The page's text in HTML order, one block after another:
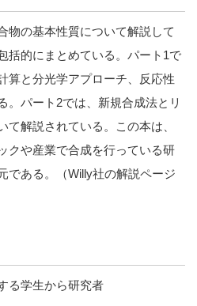
物の基本性質について解説して
括的にまとめている。パート1で
算と分光学アプローチ、反応性
。パート2では、新規合成法とリ
解説されている。この本は、
クや産業で合成を行っている研
である。（Willy社の解説ページ
る学生から研究者